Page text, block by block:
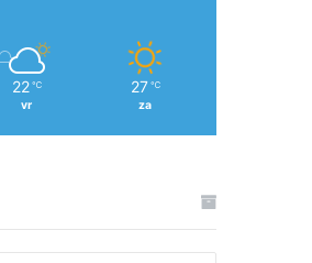
22 ℃
vr
27 ℃
za